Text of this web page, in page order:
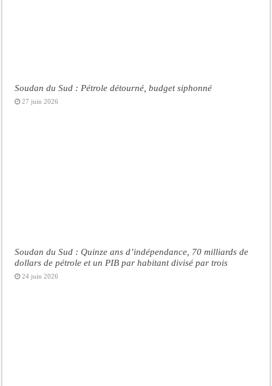
Soudan du Sud : Pétrole détourné, budget siphonné
27 juin 2026
Soudan du Sud : Quinze ans d’indépendance, 70 milliards de
dollars de pétrole et un PIB par habitant divisé par trois
24 juin 2026